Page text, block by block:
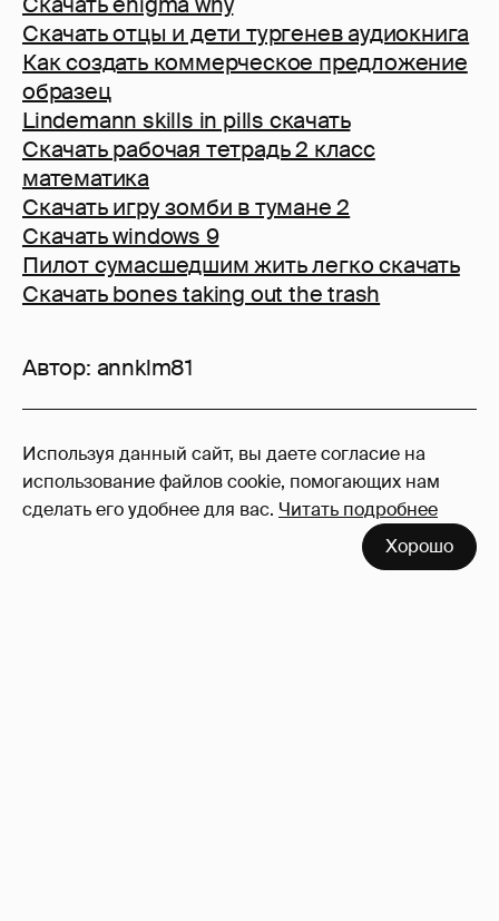
Используя данный сайт, вы даете согласие на
использование файлов cookie, помогающих нам
сделать его удобнее для вас. Читать подробнее
Хорошо
Скачать отцы и дети тургенев аудиокнига
Как создать коммерческое предложение
образец
Lindemann skills in pills скачать
Скачать рабочая тетрадь 2 класс
математика
Скачать игру зомби в тумане 2
Скачать windows 9
Пилот сумасшедшим жить легко скачать
Скачать bones taking out the trash
Автор: annklm81
0
Войдите в аккаунт, чтобы читать и
оставлять комментарии